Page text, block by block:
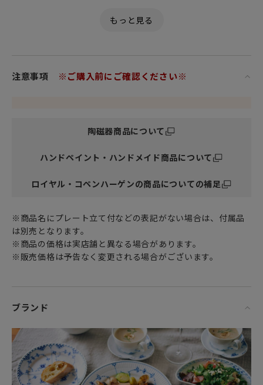
22cmのお皿はデザートプレート（デザート皿）やケーキプレ
個性豊かで魅力あふれるロイヤルコペンハーゲンのテーブル
ぜひあなただけの自由な発想で使ってみてください。
女性・男性にかかわらず、日頃お世話になっている方、大切
特別な記念日に心を込めた上品な贈り物、お祝いのギフトや
注意事項 ※ご購入前にご確認ください※
陶磁器商品について
ハンドペイント・ハンドメイド商品について
ロイヤル・コペンハーゲンの商品についての補足
※商品名にプレート立て付などの表記がない場合は、付属品
は別売となります。
※商品の価格は実店舗と異なる場合があります。
※販売価格は予告なく変更される場合がございます。
ブランド